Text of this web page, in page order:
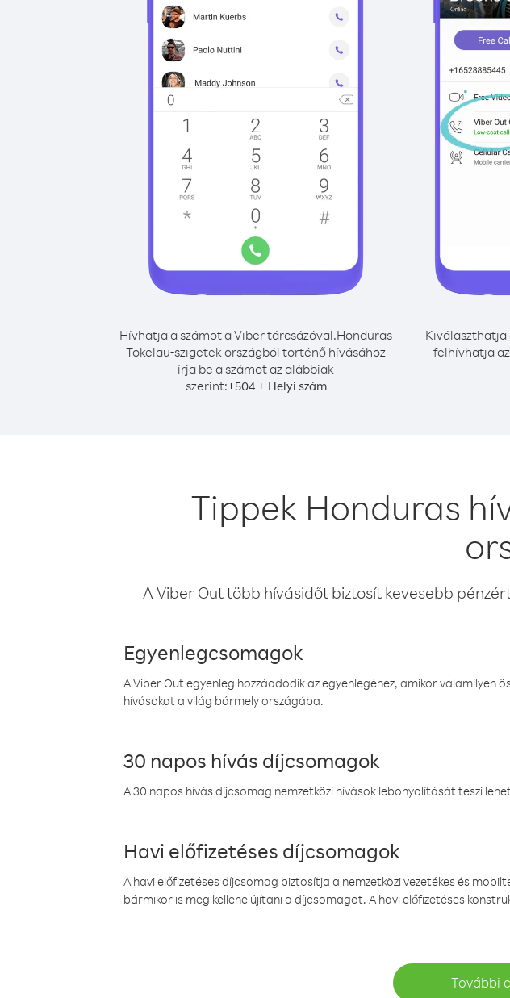
Hívhatja a számot a Viber tárcsázóval.Honduras
Tokelau-szigetek országból történő hívásához
írja be a számot az alábbiak
szerint:+504+ Helyi szám
Kiválaszthatja
felhívhatja
Tippek Honduras
A Viber Out több hívásidőt biztosít kevesebb
Egyenlegcsomagok
A Viber Out egyenleg hozzáadódik az egyenlegéhez, amikor
hívásokat a világ bármely országába.
30 napos hívás díjcsomagok
A 30 napos hívás díjcsomag nemzetközi hívások lebonyolítását teszi
Havi előfizetéses díjcsomagok
A havi előfizetéses díjcsomag biztosítja a nemzetközi vezetékes és
bármikor is meg kellene újítani a díjcsomagot. A havi előfizetéses
További